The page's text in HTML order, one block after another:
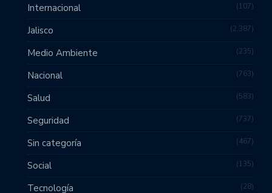
Internacional 107
Jalisco 2,387
Medio Ambiente 235
Nacional 763
Salud 583
Seguridad 737
Sin categoría 467
Social 135
Tecnología 28